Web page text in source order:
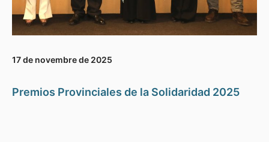
17 de novembre de 2025
Premios Provinciales de la Solidaridad 2025